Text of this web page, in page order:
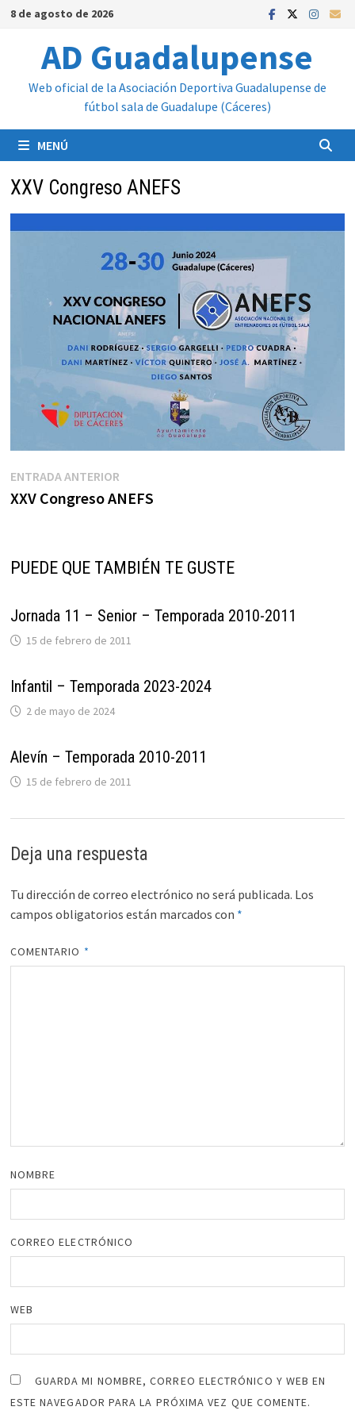
Saltar
contenido
8 de agosto de 2026
AD Guadalupense
Web oficial de la Asociación Deportiva Guadalupense de
fútbol sala de Guadalupe (Cáceres)
MENÚ
XXV Congreso ANEFS
Navegación
de
ENTRADA ANTERIOREntrada
anterior:
XXV Congreso ANEFS
PUEDE QUE TAMBIÉN TE GUSTE
Jornada 11 – Senior – Temporada 2010-2011
15 de febrero de 2011
Infantil – Temporada 2023-2024
2 de mayo de 2024
Alevín – Temporada 2010-2011
15 de febrero de 2011
Deja una respuesta
Tu dirección de correo electrónico no será publicada. Los
campos obligatorios están marcados con *
COMENTARIO *
NOMBRE
CORREO ELECTRÓNICO
WEB
GUARDA MI NOMBRE, CORREO ELECTRÓNICO Y WEB EN
ESTE NAVEGADOR PARA LA PRÓXIMA VEZ QUE COMENTE.